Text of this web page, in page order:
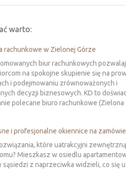
warto:
rachunkowe w Zielonej Górze
biur rachunkowych
na spokojne skupienie się na
i podejmowaniu zrównoważonych i
decyzji biznesowych. KD to
polecane biuro rachunkowe (Zielona
i profesjonalne okiennice na
które uatrakcyjni
Mieszkasz w osiedlu
sąsiedzi z naprzeciwka widzieli, co się